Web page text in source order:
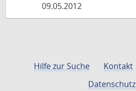
09.05.2012
Hilfe zur Suche Kontakt
Datenschutz